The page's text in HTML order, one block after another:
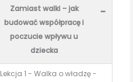
Zamiast walki – jak
budować współpracę i
poczucie wpływu u
dziecka
-
Lekcja 1 - Walka o władzę -